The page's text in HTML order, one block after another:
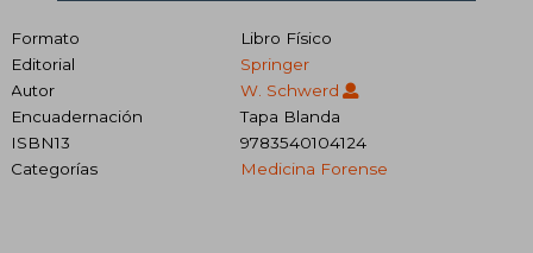
Formato
Libro Físico
Editorial
Springer
Autor
W. Schwerd
Encuadernación
Tapa Blanda
ISBN13
9783540104124
Categorías
Medicina Forense